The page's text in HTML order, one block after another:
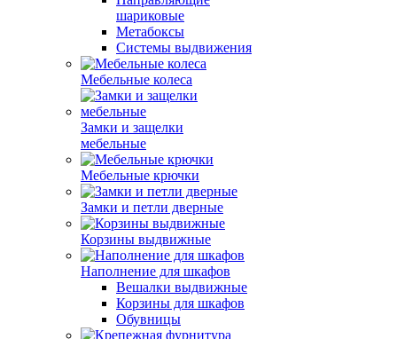
шариковые
Метабоксы
Системы выдвижения
Мебельные колеса
Замки и защелки
мебельные
Мебельные крючки
Замки и петли дверные
Корзины выдвижные
Наполнение для шкафов
Вешалки выдвижные
Корзины для шкафов
Обувницы